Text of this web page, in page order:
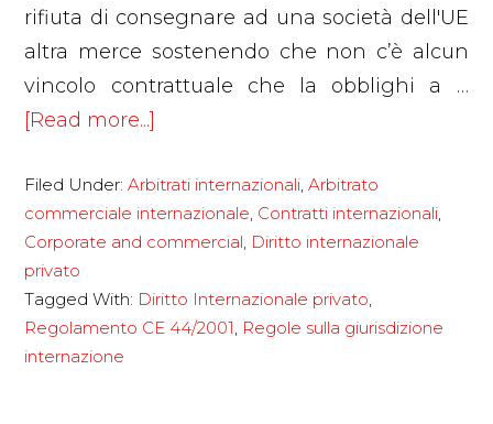
rifiuta di consegnare ad una società dell'UE
altra merce sostenendo che non c’è alcun
vincolo contrattuale che la obblighi a …
[Read more...]
di
compravendita
intra-
UE:
competente
Filed Under:Arbitrati internazionali,Arbitrato
commerciale internazionale, Contratti internazionali,
Corporate and commercial, Diritto internazionale
privato
Tagged With: Diritto Internazionale privato,
Regolamento CE 44/2001, Regole sulla giurisdizione
internazione